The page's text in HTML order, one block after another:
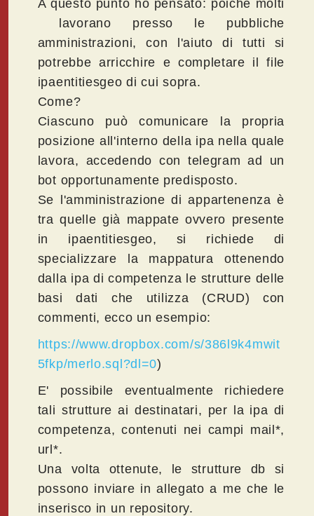
A questo punto ho pensato: poiché molti
lavorano presso le pubbliche
amministrazioni, con l'aiuto di tutti si
potrebbe arricchire e completare il file
ipaentitiesgeo di cui sopra.
Come?
Ciascuno può comunicare la propria
posizione all'interno della ipa nella quale
lavora, accedendo con telegram ad un
bot opportunamente predisposto.
Se l'amministrazione di appartenenza è
tra quelle già mappate ovvero presente
in ipaentitiesgeo, si richiede di
specializzare la mappatura ottenendo
dalla ipa di competenza le strutture delle
basi dati che utilizza (CRUD) con
commenti, ecco un esempio:
https://www.dropbox.com/s/386l9k4mwit
5fkp/merlo.sql?dl=0)
E' possibile eventualmente richiedere
tali strutture ai destinatari, per la ipa di
competenza, contenuti nei campi mail*,
url*.
Una volta ottenute, le strutture db si
possono inviare in allegato a me che le
inserisco in un repository.